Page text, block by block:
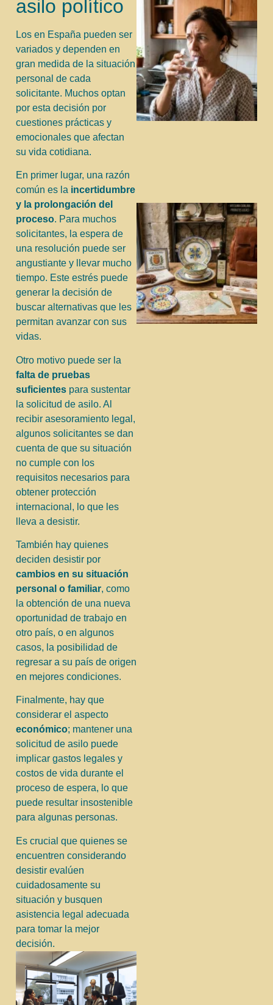
asilo político
Los en España pueden ser
variados y dependen en
gran medida de la situación
personal de cada
solicitante. Muchos optan
por esta decisión por
cuestiones prácticas y
emocionales que afectan
su vida cotidiana.
En primer lugar, una razón
común es la incertidumbre
y la prolongación del
proceso. Para muchos
solicitantes, la espera de
una resolución puede ser
angustiante y llevar mucho
tiempo. Este estrés puede
generar la decisión de
buscar alternativas que les
permitan avanzar con sus
vidas.
Otro motivo puede ser la
falta de pruebas
suficientes para sustentar
la solicitud de asilo. Al
recibir asesoramiento legal,
algunos solicitantes se dan
cuenta de que su situación
no cumple con los
requisitos necesarios para
obtener protección
internacional, lo que les
lleva a desistir.
También hay quienes
deciden desistir por
cambios en su situación
personal o familiar, como
la obtención de una nueva
oportunidad de trabajo en
otro país, o en algunos
casos, la posibilidad de
regresar a su país de origen
en mejores condiciones.
Finalmente, hay que
considerar el aspecto
económico; mantener una
solicitud de asilo puede
implicar gastos legales y
costos de vida durante el
proceso de espera, lo que
puede resultar insostenible
para algunas personas.
Es crucial que quienes se
encuentren considerando
desistir evalúen
cuidadosamente su
situación y busquen
asistencia legal adecuada
para tomar la mejor
decisión.